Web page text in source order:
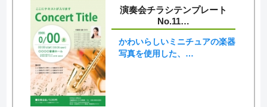
演奏会チラシテンプレート
No.11…
かわいらしいミニチュアの楽器
写真を使用した、…